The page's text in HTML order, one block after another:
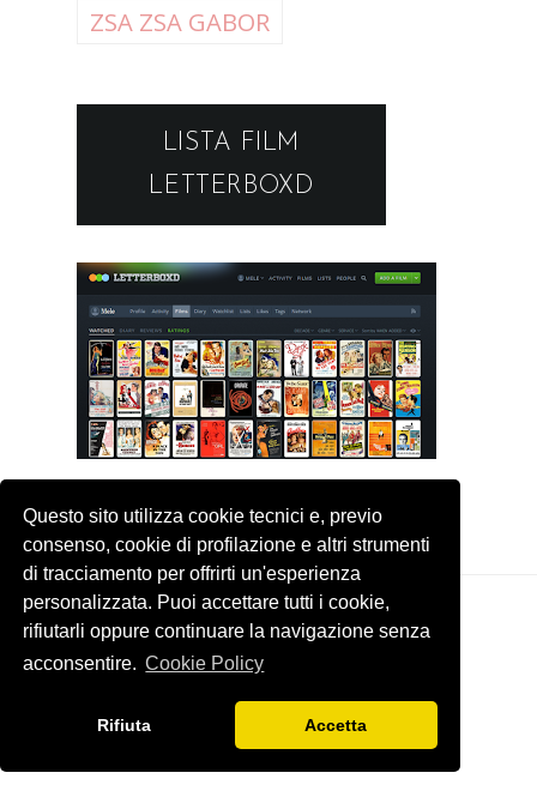
Questo sito utilizza cookie tecnici e, previo
consenso, cookie di profilazione e altri strumenti
di tracciamento per offrirti un'esperienza
personalizzata. Puoi accettare tutti i cookie,
rifiutarli oppure continuare la navigazione senza
acconsentire. Cookie Policy
Rifiuta Accetta
ZSA ZSA GABOR
LISTA FILM
LETTERBOXD